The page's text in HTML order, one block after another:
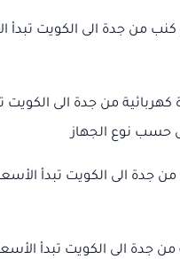
من جدة الى الكويت تبدأ
من جدة الى الكويت